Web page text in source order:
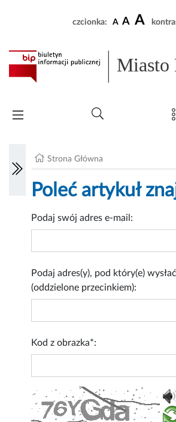
czcionka: A A A
Miasto
Strona Główna
Poleć artykuł
Podaj swój adres e-mail:
Podaj adres(y), pod który(e)
(oddzielone przecinkiem):
Kod z obrazka*: